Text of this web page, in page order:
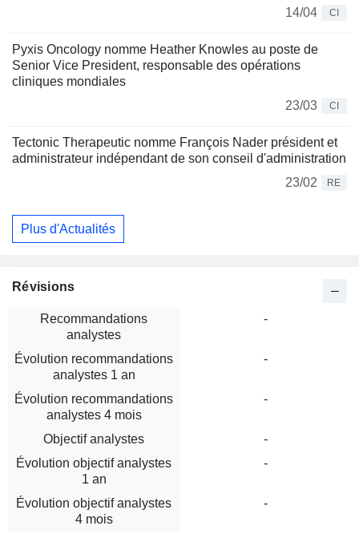
14/04
CI
Pyxis Oncology nomme Heather Knowles au poste de
Senior Vice President, responsable des opérations
cliniques mondiales
23/03
CI
Tectonic Therapeutic nomme François Nader président et
administrateur indépendant de son conseil d'administration
23/02
RE
Plus d'Actualités
Révisions
Recommandations
analystes
-
Évolution recommandations
analystes 1 an
-
Évolution recommandations
analystes 4 mois
-
Objectif analystes
-
Évolution objectif analystes
1 an
-
Évolution objectif analystes
4 mois
-